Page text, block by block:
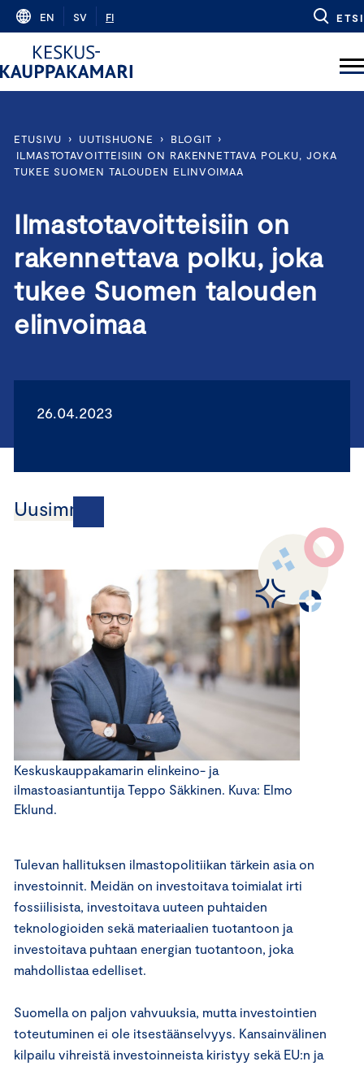
Skip
content
EN SV FI ETSI
ETUSIVU › UUTISHUONE › BLOGIT ›
ILMASTOTAVOITTEISIIN ON RAKENNETTAVA POLKU, JOKA
TUKEE SUOMEN TALOUDEN ELINVOIMAA
Ilmastotavoitteisiin on
rakennettava polku, joka
tukee Suomen talouden
elinvoimaa
26.04.2023
Uusimmat
Keskuskauppakamarin elinkeino- ja
ilmastoasiantuntija Teppo Säkkinen. Kuva: Elmo
Eklund.
Tulevan hallituksen ilmastopolitiikan tärkein asia on
investoinnit. Meidän on investoitava toimialat irti
fossiilisista, investoitava uuteen puhtaiden
teknologioiden sekä materiaalien tuotantoon ja
investoitava puhtaan energian tuotantoon, joka
mahdollistaa edelliset.
Suomella on paljon vahvuuksia, mutta investointien
toteutuminen ei ole itsestäänselvyys. Kansainvälinen
kilpailu vihreistä investoinneista kiristyy sekä EU:n ja